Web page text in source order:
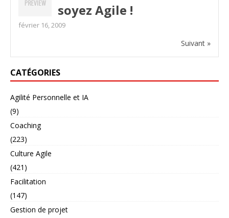
soyez Agile !
février 16, 2009
Suivant »
CATÉGORIES
Agilité Personnelle et IA
(9)
Coaching
(223)
Culture Agile
(421)
Facilitation
(147)
Gestion de projet